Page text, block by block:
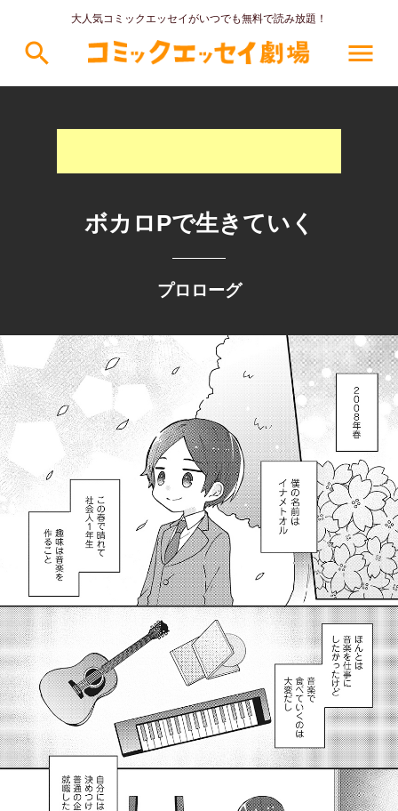
大人気コミックエッセイがいつでも無料で読み放題！
search menu
ボカロPで生きていく
プロローグ